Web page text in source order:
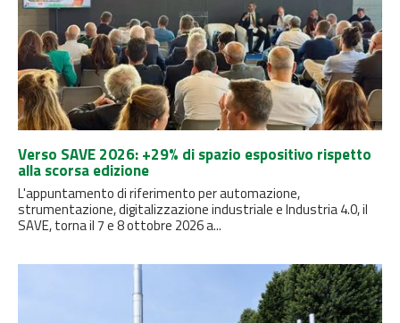
Verso SAVE 2026: +29% di spazio espositivo rispetto
alla scorsa edizione
L'appuntamento di riferimento per automazione,
strumentazione, digitalizzazione industriale e Industria 4.0, il
SAVE, torna il 7 e 8 ottobre 2026 a...